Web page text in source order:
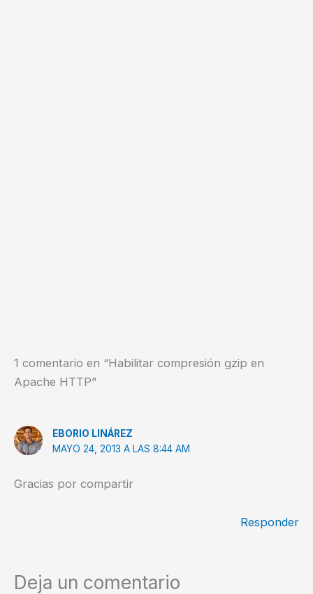
1 comentario en “Habilitar compresión gzip en
Apache HTTP”
EBORIO LINÁREZ
MAYO 24, 2013 A LAS 8:44 AM
Gracias por compartir
Responder
Deja un comentario